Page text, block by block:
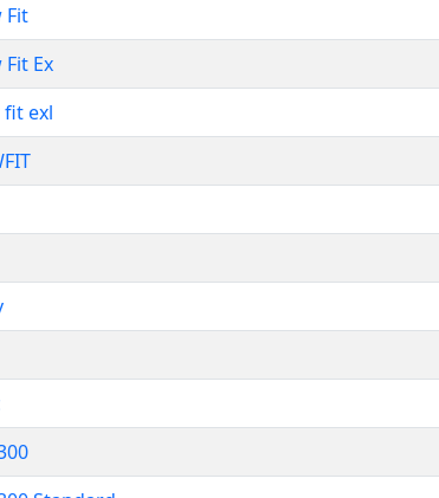
Fit
Fit Ex
fit exl